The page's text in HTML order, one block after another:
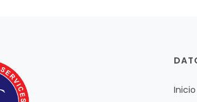
Inicio